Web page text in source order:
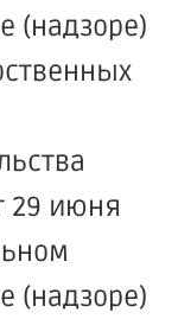
(надзоре)
29 июня
(надзоре)